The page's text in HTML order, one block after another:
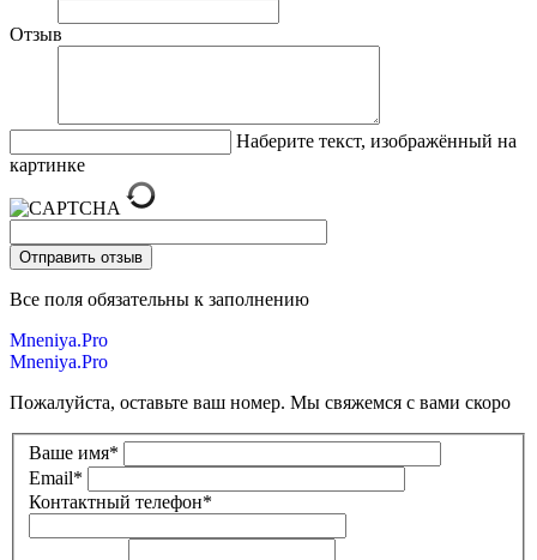
Отзыв
Наберите текст, изображённый на
картинке
Все поля обязательны к заполнению
Mneniya.Pro
Mneniya.Pro
Пожалуйста, оставьте ваш номер. Мы свяжемся с вами скоро
Ваше имя*
Email*
Контактный телефон*